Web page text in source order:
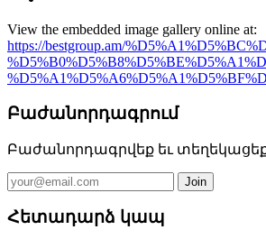
View the embedded image gallery online at:
https://bestgroup.am/
Բաժանորդագրում
Բաժանորդագրվեք եւ տեղեկացեք
Հետադարձ կապ